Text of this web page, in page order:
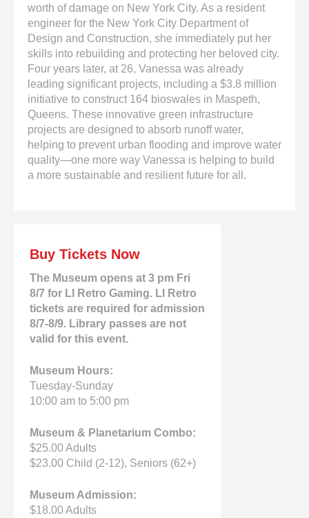
worth of damage on New York City. As a resident
engineer for the New York City Department of
Design and Construction, she immediately put her
skills into rebuilding and protecting her beloved city.
Four years later, at 26, Vanessa was already
leading significant projects, including a $3.8 million
initiative to construct 164 bioswales in Maspeth,
Queens. These innovative green infrastructure
projects are designed to absorb runoff water,
helping to prevent urban flooding and improve water
quality—one more way Vanessa is helping to build
a more sustainable and resilient future for all.
Buy Tickets Now
The Museum opens at 3 pm Fri
8/7 for LI Retro Gaming. LI Retro
tickets are required for admission
8/7-8/9. Library passes are not
valid for this event.
Museum Hours:
Tuesday-Sunday
10:00 am to 5:00 pm
Museum & Planetarium Combo:
$25.00 Adults
$23.00 Child (2-12), Seniors (62+)
Museum Admission:
$18.00 Adults